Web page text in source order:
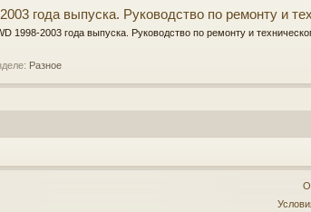
года выпуска. Руководство по ремонту и
1998-2003 года выпуска. Руководство по ремонту и
Разное